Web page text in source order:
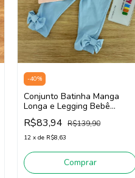
-40%
Conjunto Batinha Manga
Longa e Legging Bebê
Menina SOMNII 3261002
(Rosa/ Azul)
R$83,94 R$139,90
12 x de R$8,63
Comprar